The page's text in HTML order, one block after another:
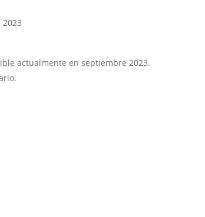
actualmente en septiembre 2023.